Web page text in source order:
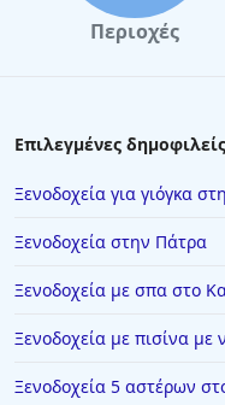
Περιοχές
Επιλεγμένες
Ξενοδοχεία για γιόγκα
Ξενοδοχεία στην Πάτρα
Ξενοδοχεία με σπα στο
Ξενοδοχεία με πισίνα
Ξενοδοχεία 5 αστέρων